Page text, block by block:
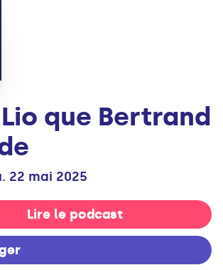
que Bertrand
22 mai 2025
Lire le podcast